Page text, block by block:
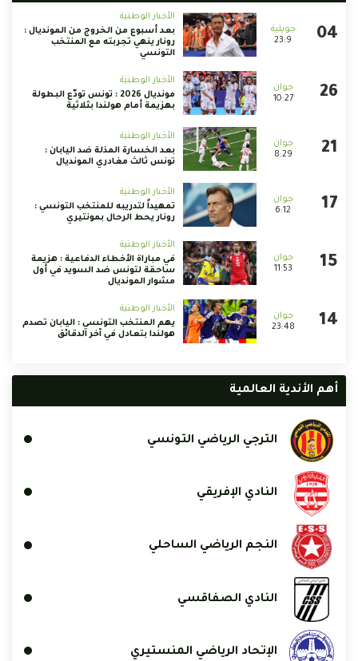
23:9
الأخبار الوطنية
بعد أسبوع من الخروج من المونديال :
رونار ينهي تجربته مع المنتخب
التونسي
10:27
الأخبار الوطنية
مونديال 2026 : تونس تودّع البطولة
بهزيمة أمام هولندا بثلاثية
8:29
الأخبار الوطنية
بعد الخسارة المذلة ضد اليابان :
تونس ثالث مغادري المونديال
6:12
الأخبار الوطنية
تمهيداً لتدريبه للمنتخب التونسي :
رونار يحط الرحال بمونتيري
11:53
الأخبار الوطنية
في مباراة الأخطاء الدفاعية : هزيمة
ساحقة لتونس ضد السويد في أول
مشوار المونديال
23:48
الأخبار الوطنية
يهم المنتخب التونسي : اليابان تصدم
هولندا بتعادل في آخر الدقائق
أهم الأندية العالمية
الترجي الرياضي التونسي
النادي الإفريقي
النجم الرياضي الساحلي
النادي الصفاقسي
الإتحاد الرياضي المنستيري